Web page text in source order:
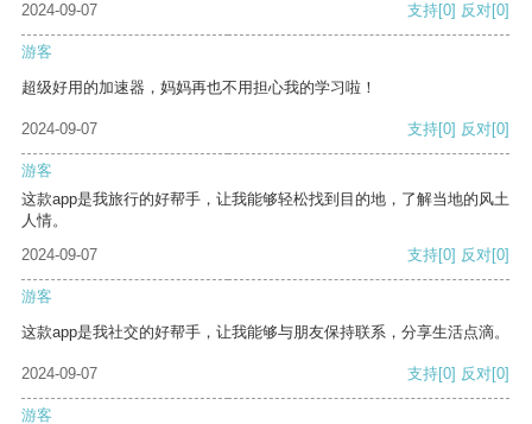
2024-09-07 支持[0] 反对[0]
游客
超级好用的加速器，妈妈再也不用担心我的学习啦！
2024-09-07 支持[0] 反对[0]
游客
这款app是我旅行的好帮手，让我能够轻松找到目的地，了解当地的风土
人情。
2024-09-07
支持[0] 反对[0]
游客
这款app是我社交的好帮手，让我能够与朋友保持联系，分享生活点滴。
2024-09-07 支持[0] 反对[0]
游客